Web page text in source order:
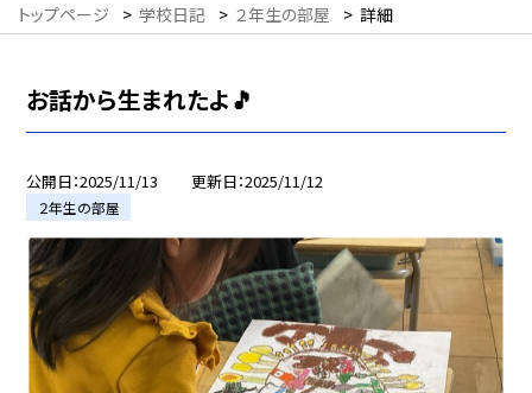
トップページ > 学校日記 > ２年生の部屋 > 詳細
お話から生まれたよ🎵
公開日 2025/11/13 更新日 2025/11/12
２年生の部屋